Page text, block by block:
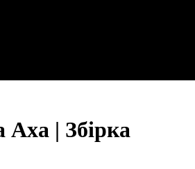
Аха | Збірка